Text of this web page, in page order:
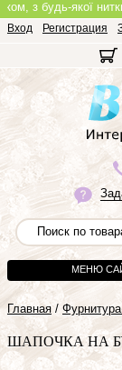
з будь-якої
Вход Регистрация
МЕНЮ
Главная /
ШАПОЧКА НА